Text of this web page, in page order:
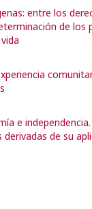
entre los
de los
e
de su